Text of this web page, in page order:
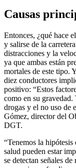
Causas
Entonces, ¿qué hace
y salirse de la
distracciones y la
ya que ambas están
mortales de este tipo.
diez conductores
positivo: “Estos
como en su
drogas y el no uso de
Gómez, director del
DGT.
“Tenemos la
salud pueden estar
se detectan señales